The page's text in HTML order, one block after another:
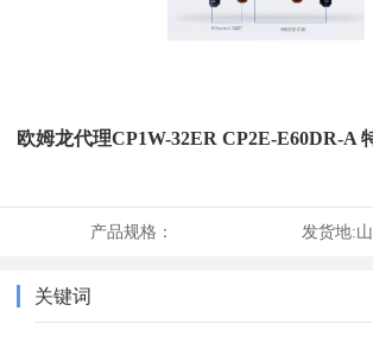
欧姆龙代理CP1W-32ER CP2E-E60DR-A
产品规格： 发货地:
关键词